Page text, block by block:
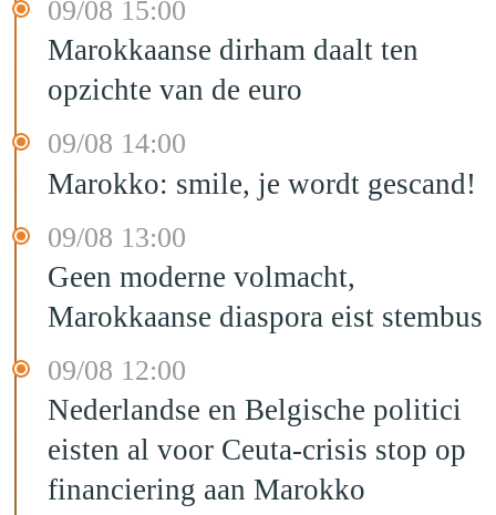
09/08 15:00
Marokkaanse dirham daalt ten
opzichte van de euro
09/08 14:00
Marokko: smile, je wordt gescand!
09/08 13:00
Geen moderne volmacht,
Marokkaanse diaspora eist stembus
09/08 12:00
Nederlandse en Belgische politici
eisten al voor Ceuta-crisis stop op
financiering aan Marokko